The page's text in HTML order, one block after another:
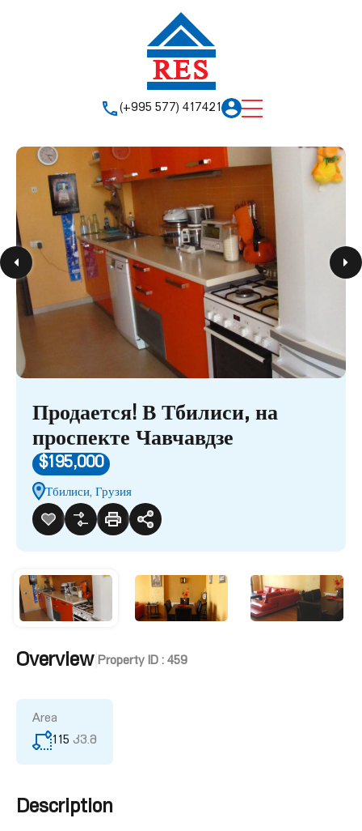
(+995 577) 417421
Продается! В Тбилиси, на
проспекте Чавчавдзе
$195,000
Тбилиси, Грузия
Overview| Property ID : 459
Area
115 კვ.მ
Description